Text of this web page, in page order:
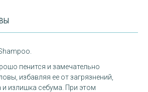
пенится и замечательно
избавляя ее от загрязнений,
и излишка себума. При этом